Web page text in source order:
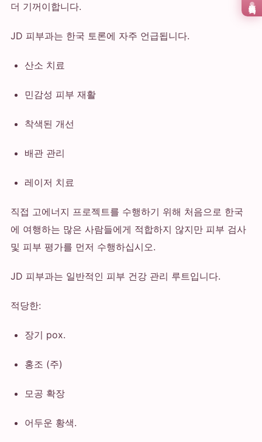
더 기꺼이합니다.
JD 피부과는 한국 토론에 자주 언급됩니다.
산소 치료
민감성 피부 재활
착색된 개선
배관 관리
레이저 치료
직접 고에너지 프로젝트를 수행하기 위해 처음으로 한국
에 여행하는 많은 사람들에게 적합하지 않지만 피부 검사
및 피부 평가를 먼저 수행하십시오.
JD 피부과는 일반적인 피부 건강 관리 루트입니다.
적당한:
장기 pox.
홍조 (주)
모공 확장
어두운 황색.